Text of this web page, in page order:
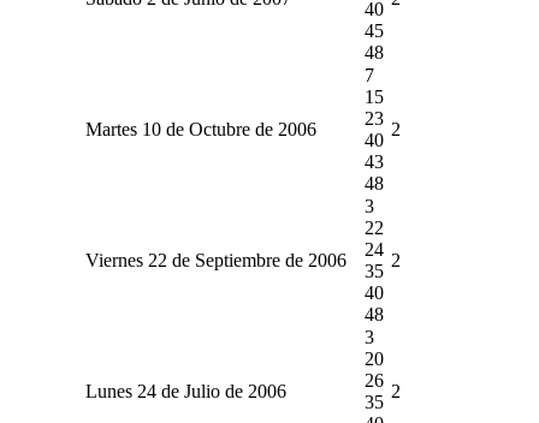
40
45
48
Martes 10 de Octubre de 2006
7
15
23
40
43
48
2
Viernes 22 de Septiembre de 2006
3
22
24
35
40
48
2
Lunes 24 de Julio de 2006
3
20
26
35
2